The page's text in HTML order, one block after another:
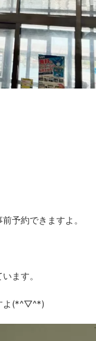
予約できますよ。
ます。
よ(*^▽^*)